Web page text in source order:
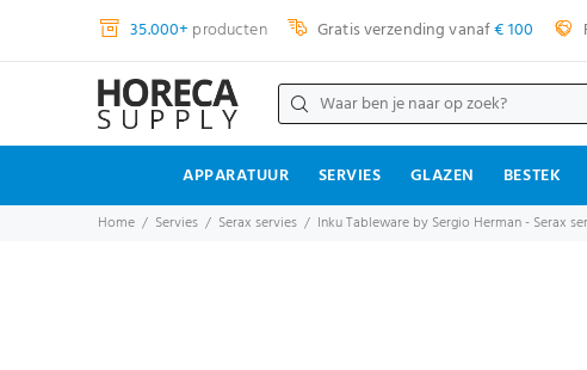
35.000+ producten Gratis verzending vanaf€ 100
APPARATUUR SERVIES GLAZEN BESTEK
Home Servies Serax servies Inku Tableware by Sergio Herman - Serax